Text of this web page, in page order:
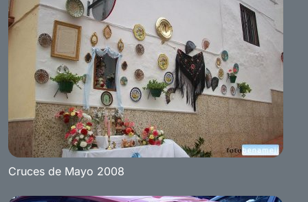
Cruces de Mayo 2008